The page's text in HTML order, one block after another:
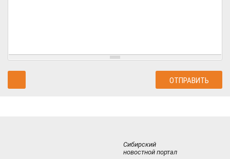
Сибирский
новостной портал